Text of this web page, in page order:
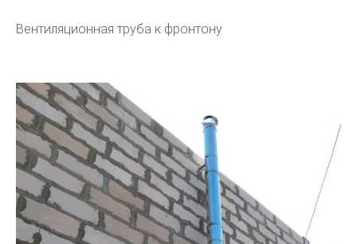
Вентиляционная труба к фронтону